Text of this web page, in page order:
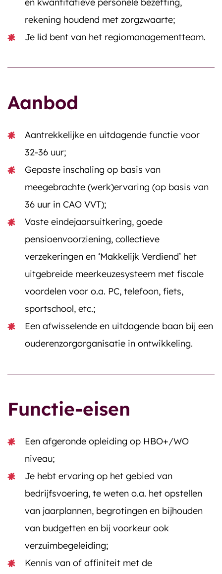
rekening houdend met zorgzwaarte;
Je lid bent van het regiomanagementteam.
Aanbod
Aantrekkelijke en uitdagende functie voor
32-36 uur;
Gepaste inschaling op basis van
meegebrachte (werk)ervaring (op basis van
36 uur in CAO VVT);
Vaste eindejaarsuitkering, goede
pensioenvoorziening, collectieve
verzekeringen en ‘Makkelijk Verdiend’ het
uitgebreide meerkeuzesysteem met fiscale
voordelen voor o.a. PC, telefoon, fiets,
sportschool, etc.;
Een afwisselende en uitdagende baan bij een
ouderenzorgorganisatie in ontwikkeling.
Functie-eisen
Een afgeronde opleiding op HBO+/WO
niveau;
Je hebt ervaring op het gebied van
bedrijfsvoering, te weten o.a. het opstellen
van jaarplannen, begrotingen en bijhouden
van budgetten en bij voorkeur ook
verzuimbegeleiding;
Kennis van of affiniteit met de